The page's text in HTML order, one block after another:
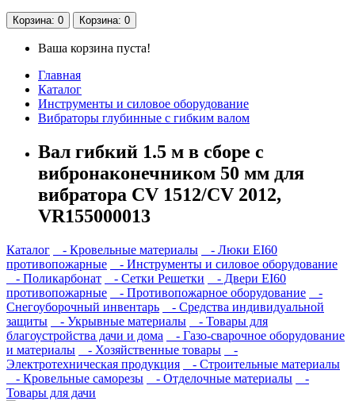
Корзина: 0 Корзина: 0
Ваша корзина пуста!
Главная
Каталог
Инструменты и силовое оборудование
Вибраторы глубинные с гибким валом
Вал гибкий 1.5 м в сборе с
вибронаконечником 50 мм для
вибратора CV 1512/CV 2012,
VR155000013
Каталог - Кровельные материалы
- Люки EI60
противопожарные
- Инструменты и силовое оборудование
- Поликарбонат
- Сетки Решетки
- Двери EI60
противопожарные
- Противопожарное оборудование
-
Снегоуборочный инвентарь
- Средства индивидуальной
защиты
- Укрывные материалы
- Товары для
благоустройства дачи и дома
- Газо-сварочное оборудование
и материалы
- Хозяйственные товары
-
Электротехническая продукция
- Строительные материалы
- Кровельные саморезы
- Отделочные материалы
-
Товары для дачи